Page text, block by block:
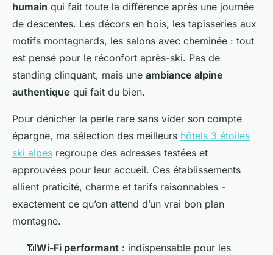
humain qui fait toute la différence après une journée
de descentes. Les décors en bois, les tapisseries aux
motifs montagnards, les salons avec cheminée : tout
est pensé pour le réconfort après-ski. Pas de
standing clinquant, mais une ambiance alpine
authentique qui fait du bien.
Pour dénicher la perle rare sans vider son compte
épargne, ma sélection des meilleurs hôtels 3 étoiles
ski alpes regroupe des adresses testées et
approuvées pour leur accueil. Ces établissements
allient praticité, charme et tarifs raisonnables -
exactement ce qu’on attend d’un vrai bon plan
montagne.
📶Wi-Fi performant : indispensable pour les